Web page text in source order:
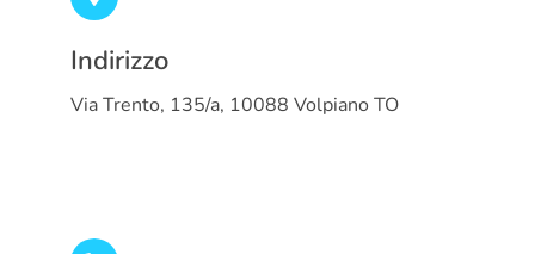
Indirizzo
Via Trento, 135/a, 10088 Volpiano TO